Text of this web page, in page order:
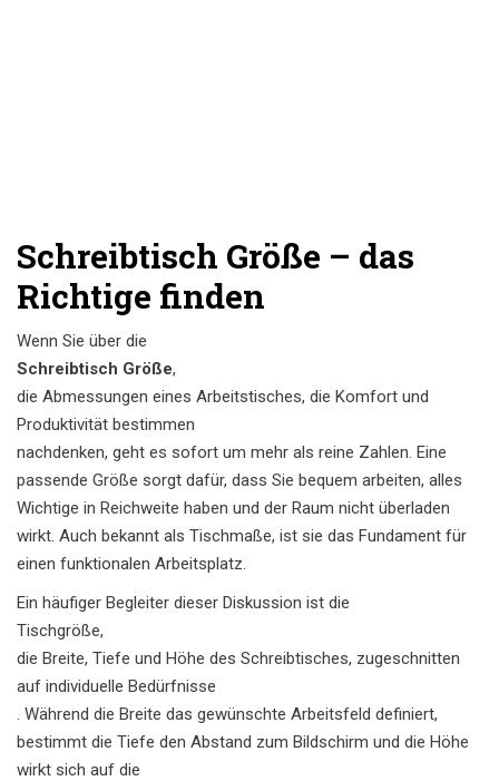
Schreibtisch Größe – das
Richtige finden
Wenn Sie über die
Schreibtisch Größe,
die Abmessungen eines Arbeitstisches, die Komfort und
Produktivität bestimmen
nachdenken, geht es sofort um mehr als reine Zahlen. Eine
passende Größe sorgt dafür, dass Sie bequem arbeiten, alles
Wichtige in Reichweite haben und der Raum nicht überladen
wirkt. Auch bekannt als Tischmaße, ist sie das Fundament für
einen funktionalen Arbeitsplatz.
Ein häufiger Begleiter dieser Diskussion ist die
Tischgröße,
die Breite, Tiefe und Höhe des Schreibtisches, zugeschnitten
auf individuelle Bedürfnisse
. Während die Breite das gewünschte Arbeitsfeld definiert,
bestimmt die Tiefe den Abstand zum Bildschirm und die Höhe
wirkt sich auf die